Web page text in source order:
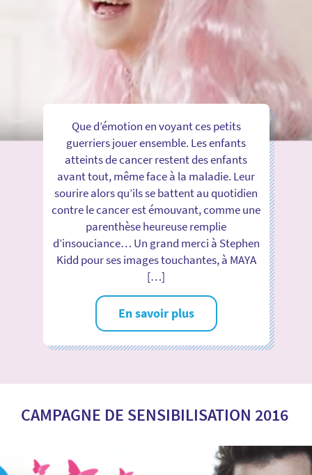
Que d’émotion en voyant ces petits
guerriers jouer ensemble. Les enfants
atteints de cancer restent des enfants
avant tout, même face à la maladie. Leur
sourire alors qu’ils se battent au quotidien
contre le cancer est émouvant, comme une
parenthèse heureuse remplie
d’insouciance… Un grand merci à Stephen
Kidd pour ses images touchantes, à MAYA
[…]
En savoir plus
CAMPAGNE DE SENSIBILISATION 2016